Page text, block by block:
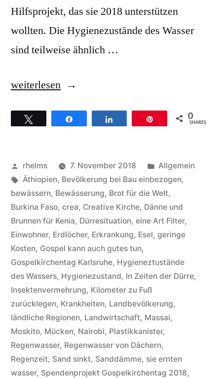
Hilfsprojekt, das sie 2018 unterstützen
wollten. Die Hygienezustände des Wasser
sind teilweise ähnlich …
„Gospel
auch
tun,
Dämme
und
Brunnen
für
Kenia“
weiterlesen
0
SHARES
Veröffentlicht
von
rhelms 7. November 2018
Veröffentlicht
unter
Allgemein
Schlagwörter:
Äthiopien, Bevölkerung bei Bau einbezogen,
bewässern, Bewässerung, Brot für die Welt,
Burkina Faso, crea, Creative Kirche, Dänne und
Brunnen für Kenia, Dürresituation, eine Art Filter,
Einwohner, Erdlöcher, Erkrankung, Esel, geringe
Kosten, Gospel kann auch gutes tun,
Gospelkirchentag Karlsruhe, Hygieneztustände
des Wassers, Hygienezustand, In Zeiten der Dürre,
Insektenvermehrung, Kilometer zu Fuß
zurücklegen, Krankheiten, Landbevölkerung,
ländliche Regionen, Landwirtschaft, Massai,
Moskito, Mücken, Nairobi, Plastikkanister,
Regenwasser, Regenwasser von Dächern,
Regenzeit, Sand sinkt, Sanddämme, sie ernten
wasser, Spendenprojekt Gospelkirchentag 2018,